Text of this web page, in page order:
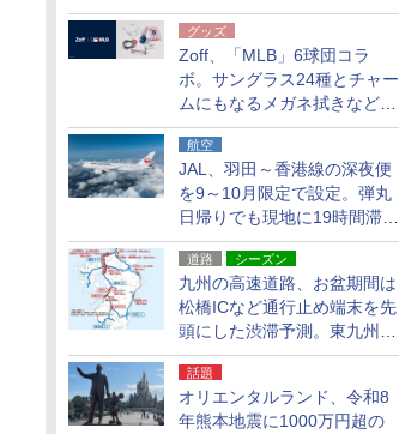
分、えきねっと限定
グッズ
Zoff、「MLB」6球団コラ
ボ。サングラス24種とチャー
ムにもなるメガネ拭きなど雑
貨24種
航空
JAL、羽田～香港線の深夜便
を9～10月限定で設定。弾丸
日帰りでも現地に19時間滞在
できる
道路 シーズン
九州の高速道路、お盆期間は
松橋ICなど通行止め端末を先
頭にした渋滞予測。東九州道
への迂回は料金調整を実施
話題
オリエンタルランド、令和8
年熊本地震に1000万円超の